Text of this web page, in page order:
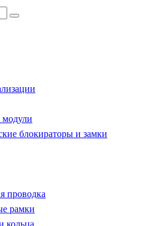
блокираторы и замки
проводка
рамки
кольца